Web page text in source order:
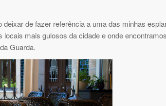
de fazer referência a uma das minhas
mais gulosos da cidade e onde
Guarda.